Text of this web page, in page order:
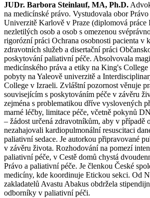
JUDr. Barbora Steinlauf, MA, Ph.D.
na medicínské právo. Vystudovala obor
Univerzitě Karlově v Praze (diplomová práce
nezletilých osob a osob s omezenou
rigorózní práci Ochrana osobnosti pacienta v
zdravotních služeb a disertační práci
poskytování paliativní péče. Absolvovala
medicínského práva a etiky na King's
pobyty na Yaleově univerzitě a
College v Izraeli. Zvláštní pozornost věnuje
souvisejícím s poskytováním péče v závěru
zejména s problematikou dříve vyslovených
marné léčby, limitace péče, včetně pokynů
– žádost určená zdravotníkům, aby v případě
nezahajovali kardiopulmonální resuscitaci
paliativní sedace. Je autorkou připravované
v závěru života. Rozhodování na pomezí
paliativní péče, v Cestě domů chystá
Právo a paliativní péče. Je členkou České
medicíny, kde koordinuje Etickou sekci. Od
zakladatelů Avastu Abakus obdržela
odborníky v paliativní péči.